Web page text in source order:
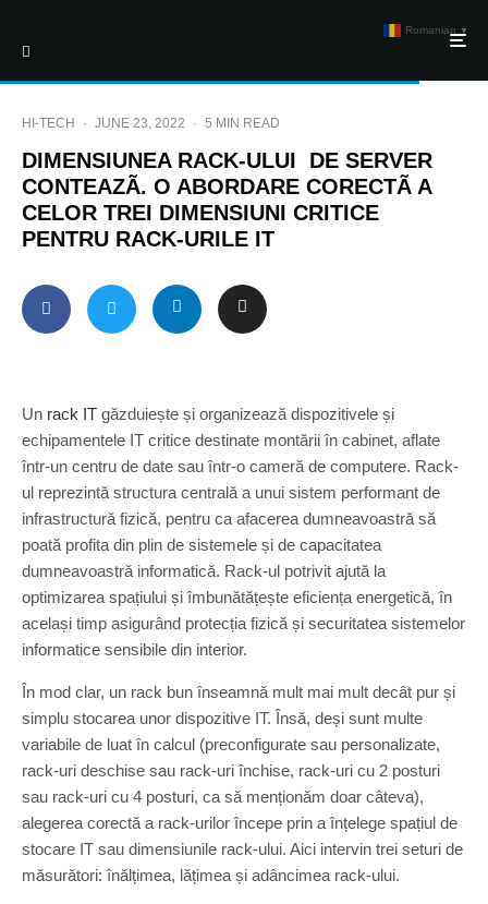
HI-TECH · JUNE 23, 2022 · 5 MIN READ
DIMENSIUNEA RACK-ULUI DE SERVER
CONTEAZÃ. O ABORDARE CORECTÃ A
CELOR TREI DIMENSIUNI CRITICE
PENTRU RACK-URILE IT
Un rack IT găzduiește și organizează dispozitivele și
echipamentele IT critice destinate montării în cabinet, aflate
într-un centru de date sau într-o cameră de computere. Rack-
ul reprezintă structura centrală a unui sistem performant de
infrastructură fizică, pentru ca afacerea dumneavoastră să
poată profita din plin de sistemele și de capacitatea
dumneavoastră informatică. Rack-ul potrivit ajută la
optimizarea spațiului și îmbunătățește eficiența energetică, în
același timp asigurând protecția fizică și securitatea sistemelor
informatice sensibile din interior.
În mod clar, un rack bun înseamnă mult mai mult decât pur și
simplu stocarea unor dispozitive IT. Însă, deși sunt multe
variabile de luat în calcul (preconfigurate sau personalizate,
rack-uri deschise sau rack-uri închise, rack-uri cu 2 posturi
sau rack-uri cu 4 posturi, ca să menționăm doar câteva),
alegerea corectă a rack-urilor începe prin a înțelege spațiul de
stocare IT sau dimensiunile rack-ului. Aici intervin trei seturi de
măsurători: înălțimea, lățimea și adâncimea rack-ului.
Romanian ▼